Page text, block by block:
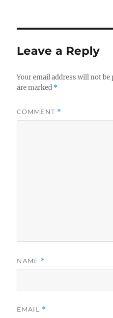
Leave a Reply
Your email address will not be
are marked *
COMMENT *
NAME *
EMAIL *